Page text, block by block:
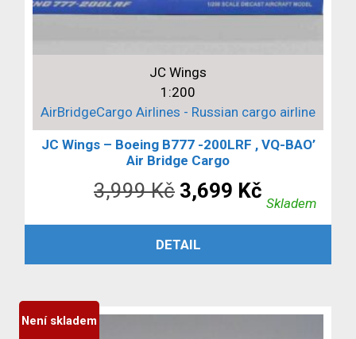
JC Wings
1:200
AirBridgeCargo Airlines - Russian cargo airline
JC Wings – Boeing B777 -200LRF , VQ-BAO’
Air Bridge Cargo
3,999Kč Původní
cena
byla:
3,699 Kč
cena
Skladem
PŘIDAT DO KOŠÍKU
DETAIL
Není skladem